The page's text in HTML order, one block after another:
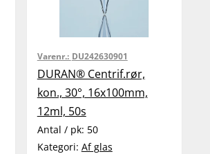
Varenr.: DU242630901
DURAN® Centrif.rør,
kon., 30°, 16x100mm,
12ml, 50s
Antal / pk: 50
Kategori: Af glas